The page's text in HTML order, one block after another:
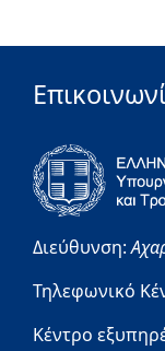
Διεύθυνση:
Τηλεφωνικό
Κέντρο